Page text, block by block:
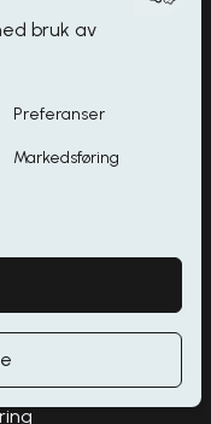
Nyborg